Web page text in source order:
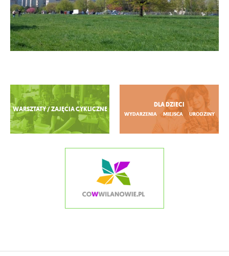
Zobacz więcej
WARSZTATY / ZAJĘCIA CYKLICZNE
DLA DZIECI
WYDARZENIA MIEJSCA URODZINY